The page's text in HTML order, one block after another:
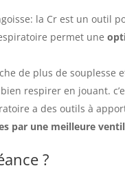
la Cr est un outil
permet une
de plus de souplesse
respirer en jouant.
a des outils à
par une meilleure
?